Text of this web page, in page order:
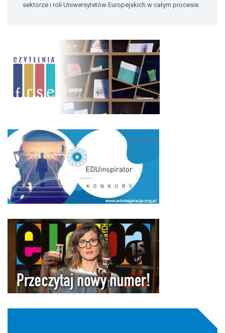
sektorze i roli Uniwersytetów Europejskich w całym procesie.